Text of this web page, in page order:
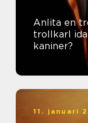
Anlita en
trollkarl idag mer än bara hattar
kaniner?
11. januari